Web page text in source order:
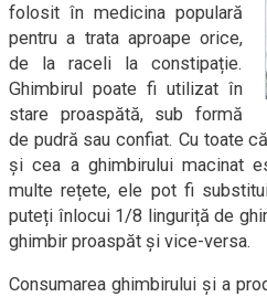
folosit în medicina populară
pentru a trata aproape orice,
de la raceli la constipație.
Ghimbirul poate fi utilizat în
stare proaspătă, sub formă
de pudră sau confiat. Cu toate
și cea a ghimbirului macinat
multe rețete, ele pot fi
puteți înlocui 1/8 linguriță de
ghimbir proaspăt și vice-versa.
Consumarea ghimbirului și a